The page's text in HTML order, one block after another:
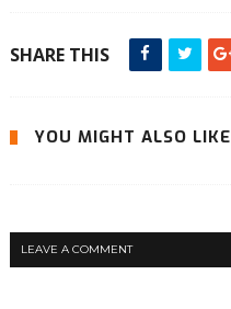
SHARE THIS
YOU MIGHT ALSO LIKE
LEAVE A COMMENT